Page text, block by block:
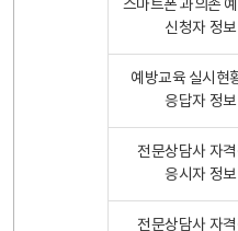
스마트폰 과의존
신청자 정보
예방교육 실시현
응답자 정보
전문상담사 자
응시자 정보
전문상담사 자